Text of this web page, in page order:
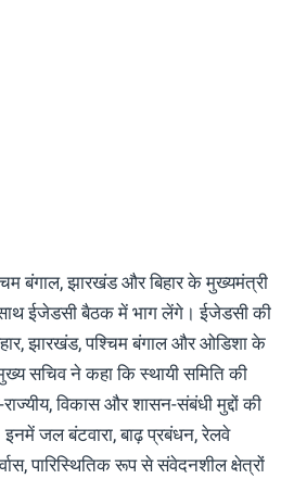
बंगाल, झारखंड और बिहार के मुख्यमंत्री
साथ ईजेडसी बैठक में भाग लेंगे। ईजेडसी की
झारखंड, पश्चिम बंगाल और ओडिशा के
सचिव ने कहा कि स्थायी समिति की
विकास और शासन-संबंधी मुद्दों की
जल बंटवारा, बाढ़ प्रबंधन, रेलवे
पारिस्थितिक रूप से संवेदनशील क्षेत्रों